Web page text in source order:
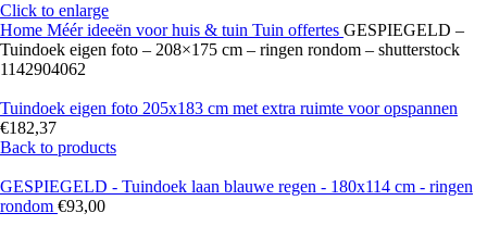
Click to enlarge
Home Méér ideeën voor huis & tuin Tuin offertes GESPIEGELD –
Tuindoek eigen foto – 208×175 cm – ringen rondom – shutterstock
1142904062
Tuindoek eigen foto 205x183 cm met extra ruimte voor opspannen
€182,37
Back to products
GESPIEGELD - Tuindoek laan blauwe regen - 180x114 cm - ringen
rondom €93,00